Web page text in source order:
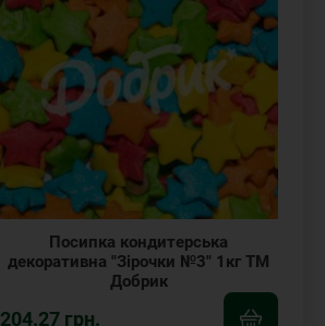
Посипка кондитерська
декоративна "Зірочки №3" 1кг ТМ
Добрик
204.27 грн.